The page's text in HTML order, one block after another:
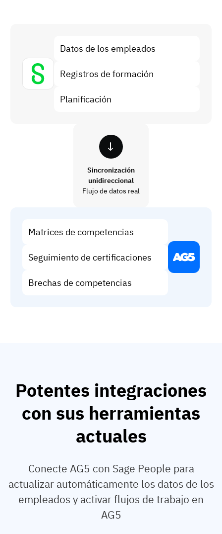
Previsión y tendencias
19 de marzo de 2026
Deja de perseguir, empieza a automatizar
con AG5 Workflows
Datos de los empleados
Registros de formación
Planificación
Sincronización
unidireccional
Flujo de datos real
Matrices de competencias
Seguimiento de certificaciones
Brechas de competencias
Potentes integraciones
con sus herramientas
actuales
Conecte AG5 con Sage People para
actualizar automáticamente los datos de los
empleados y activar flujos de trabajo en
AG5